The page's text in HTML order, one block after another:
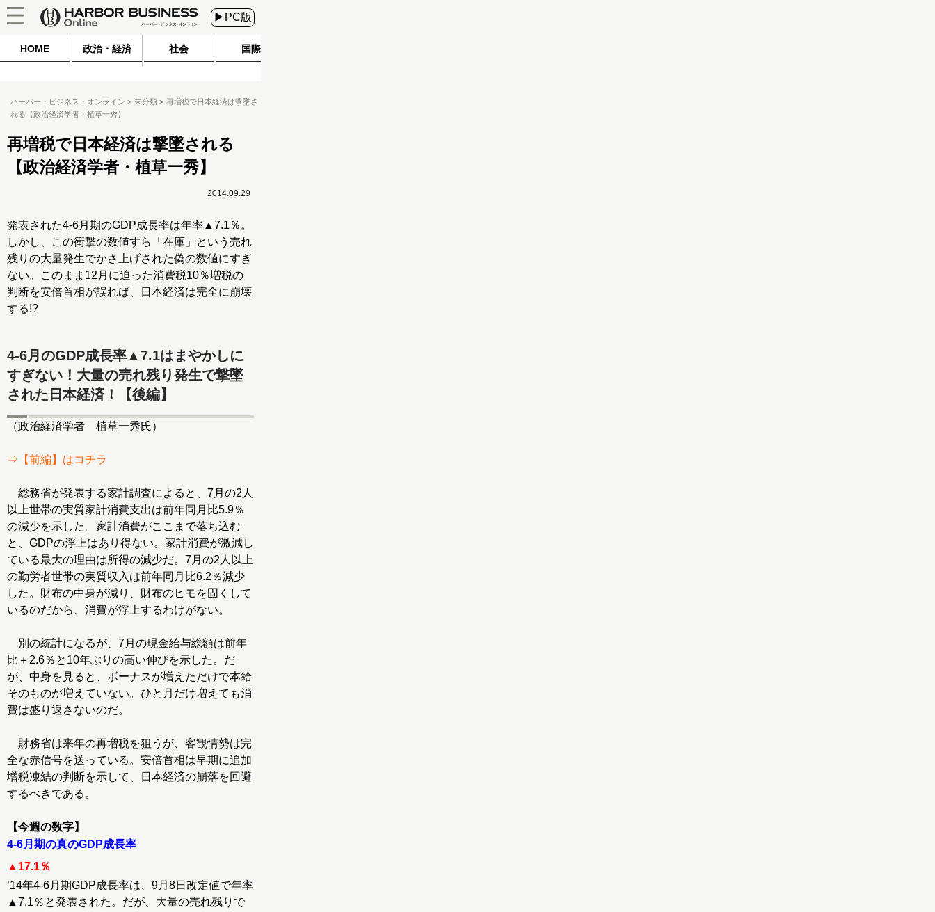
▶PC版
HOME 政治・経済 社会 国際
ハーバー・ビジネス・オンライン 未分類
再増税で日本経済は撃墜さ
れる【政治経済学者・植草一秀】
再増税で日本経済は撃墜される
【政治経済学者・植草一秀】
2014.09.29
発表された4-6月期のGDP成長率は年率▲7.1％。
しかし、この衝撃の数値すら「在庫」という売れ
残りの大量発生でかさ上げされた偽の数値にすぎ
ない。このまま12月に迫った消費税10％増税の
判断を安倍首相が誤れば、日本経済は完全に崩壊
する!?
4-6月のGDP成長率▲7.1はまやかしに
すぎない！大量の売れ残り発生で撃墜
された日本経済！【後編】
（政治経済学者 植草一秀氏）
⇒【前編】はコチラ
総務省が発表する家計調査によると、7月の2人
以上世帯の実質家計消費支出は前年同月比5.9％
の減少を示した。家計消費がここまで落ち込む
と、GDPの浮上はあり得ない。家計消費が激減し
ている最大の理由は所得の減少だ。7月の2人以上
の勤労者世帯の実質収入は前年同月比6.2％減少
した。財布の中身が減り、財布のヒモを固くして
いるのだから、消費が浮上するわけがない。
別の統計になるが、7月の現金給与総額は前年
比＋2.6％と10年ぶりの高い伸びを示した。だ
が、中身を見ると、ボーナスが増えただけで本給
そのものが増えていない。ひと月だけ増えても消
費は盛り返さないのだ。
財務省は来年の再増税を狙うが、客観情勢は完
全な赤信号を送っている。安倍首相は早期に追加
増税凍結の判断を示して、日本経済の崩落を回避
するべきである。
【今週の数字】
4-6月期の真のGDP成長率
▲17.1％
’14年4-6月期GDP成長率は、9月8日改定値で年率
▲7.1％と発表された。だが、大量の売れ残りで